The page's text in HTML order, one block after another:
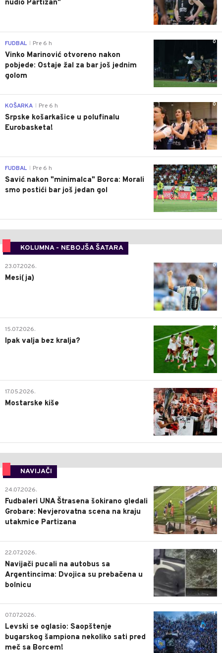
nudio Partizan"
0
FUDBAL Pre 6 h
Vinko Marinović otvoreno nakon
pobjede: Ostaje žal za bar još jednim
golom
0
KOŠARKA Pre 6 h
Srpske košarkašice u polufinalu
Eurobasketa!
0
FUDBAL Pre 6 h
Savić nakon "minimalca" Borca: Morali
smo postići bar još jedan gol
KOLUMNA - NEBOJŠA ŠATARA
0
23.07.2026.
Mesi(ja)
2
15.07.2026.
Ipak valja bez kralja?
0
17.05.2026.
Mostarske kiše
NAVIJAČI
0
24.07.2026.
Fudbaleri UNA Štrasena šokirano gledali
Grobare: Nevjerovatna scena na kraju
utakmice Partizana
0
22.07.2026.
Navijači pucali na autobus sa
Argentincima: Dvojica su prebačena u
bolnicu
1
07.07.2026.
Levski se oglasio: Saopštenje
bugarskog šampiona nekoliko sati pred
meč sa Borcem!